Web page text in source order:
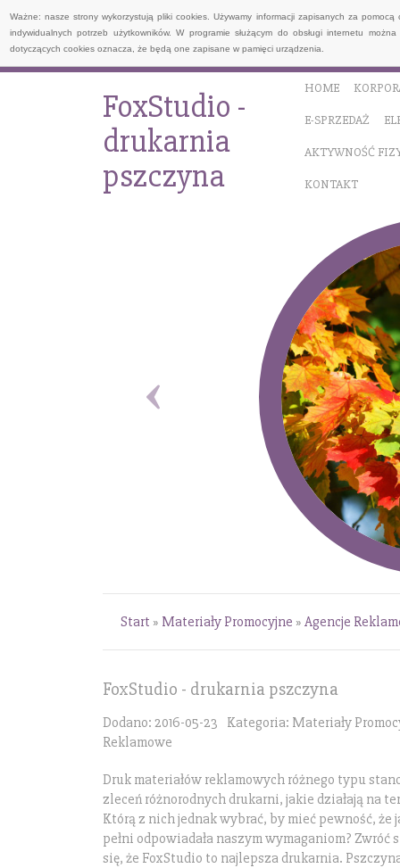
Ważne: nasze strony wykorzystują pliki cookies. Używamy informacji zapisanych za
indywidualnych potrzeb użytkowników. W programie służącym do obsługi internetu
dotyczących cookies oznacza, że będą one zapisane w pamięci urządzenia.
HOME
E-SPRZEDAŻ
AKTYWNOŚĆ
KONTAKT
FoxStudio -
drukarnia
pszczyna
Start » Materiały Promocyjne » Agencje
FoxStudio - drukarnia pszczyna
Dodano: 2016-05-23 Kategoria: Materiały
Reklamowe
Druk materiałów reklamowych różnego typu
zleceń różnorodnych drukarni, jakie działają na
Którą z nich jednak wybrać, by mieć pewność, że
pełni odpowiadała naszym wymaganiom? Zwróć
się, że FoxStudio to najlepsza drukarnia.